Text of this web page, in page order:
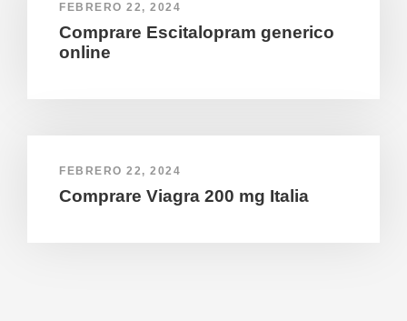
FEBRERO 22, 2024
Comprare Escitalopram generico
online
FEBRERO 22, 2024
Comprare Viagra 200 mg Italia